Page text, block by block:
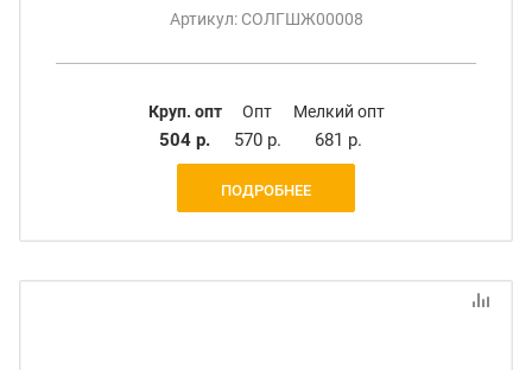
Артикул: СОЛГШЖ00008
Круп. опт
504 р.
Опт
570 р.
Мелкий опт
681 р.
ПОДРОБНЕЕ